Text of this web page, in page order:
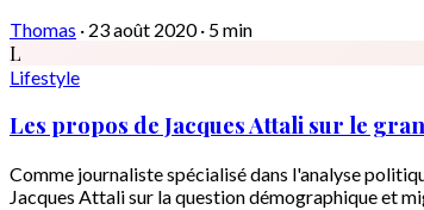
Thomas · 23 août 2020 · 5 min
L
Lifestyle
Les propos de Jacques Attali sur le
Comme journaliste spécialisé dans l'analyse
Jacques Attali sur la question démographique et